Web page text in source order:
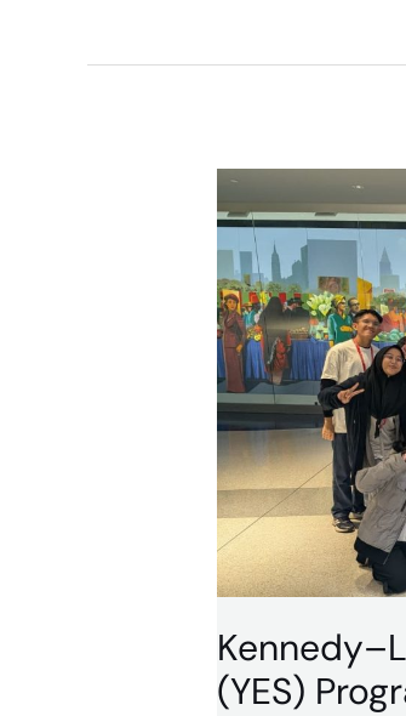
(YES)
Kennedy–
Lugar
Youth
Exchange
And
Study
(YES)
Program